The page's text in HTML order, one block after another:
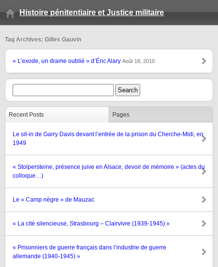
Histoire pénitentiaire et Justice militaire
Tag Archives: Gilles Gauvin
« L’exode, un drame oublié » d’Éric Alary Août 18, 2010
Recent Posts Pages
Le sit-in de Garry Davis devant l’entrée de la prison du Cherche-Midi, en
1949
« Stolpersteine, présence juive en Alsace, devoir de mémoire » (actes du
colloque…)
Le « Camp nègre » de Mauzac
« La cité silencieuse, Strasbourg – Clairvivre (1939-1945) »
« Prisonniers de guerre français dans l’industrie de guerre
allemande (1940-1945) »